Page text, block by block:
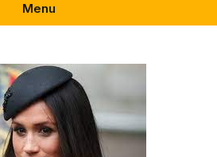
Menu